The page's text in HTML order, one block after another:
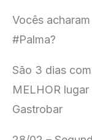
Vocês
#Palma?
São 3 dias
MELHOR
Gastrobar